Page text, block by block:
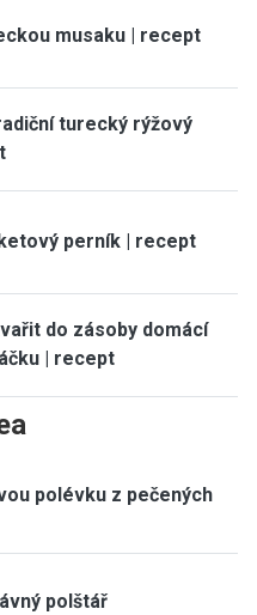
musaku | recept
turecký rýžový
perník | recept
do zásoby domácí
| recept
polévku z pečených
polštář